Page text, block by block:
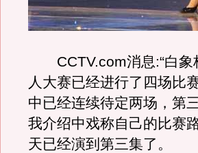
CCTV.com消息:“白象
人大赛已经进行了四场比
中已经连续待定两场，第
我介绍中戏称自己的比赛
天已经演到第三集了。